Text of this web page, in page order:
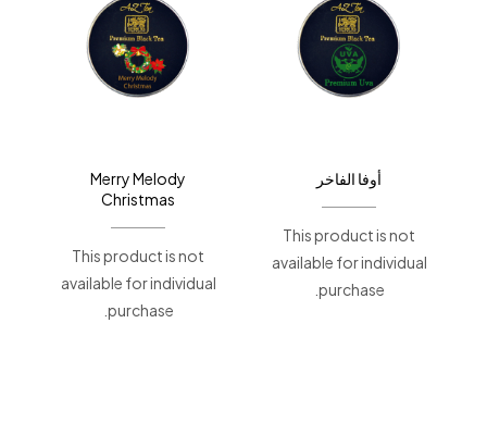
أوفا الفاخر
This product is not
available for individual
purchase.
Merry Melody
Christmas
This product is not
available for individual
purchase.